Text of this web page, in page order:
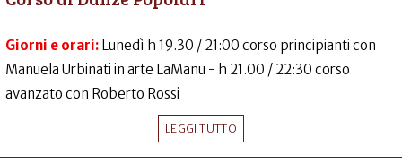
Giorni e orari: Lunedì h 19.30 / 21:00 corso principianti con
Manuela Urbinati in arte LaManu - h 21.00 / 22:30 corso
avanzato con Roberto Rossi
LEGGI TUTTO